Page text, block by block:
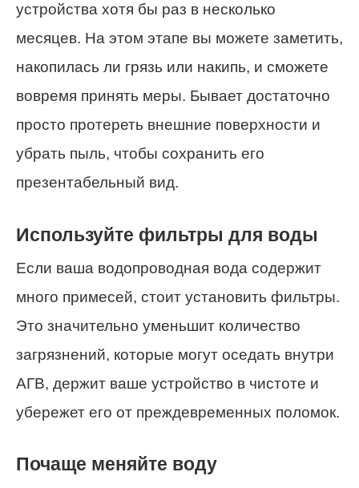
устройства хотя бы раз в несколько
месяцев. На этом этапе вы можете заметить,
накопилась ли грязь или накипь, и сможете
вовремя принять меры. Бывает достаточно
просто протереть внешние поверхности и
убрать пыль, чтобы сохранить его
презентабельный вид.
Используйте фильтры для воды
Если ваша водопроводная вода содержит
много примесей, стоит установить фильтры.
Это значительно уменьшит количество
загрязнений, которые могут оседать внутри
АГВ, держит ваше устройство в чистоте и
убережет его от преждевременных поломок.
Почаще меняйте воду